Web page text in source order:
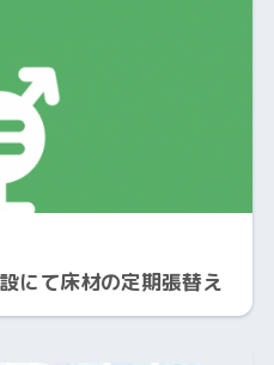
にて床材の定期張替え